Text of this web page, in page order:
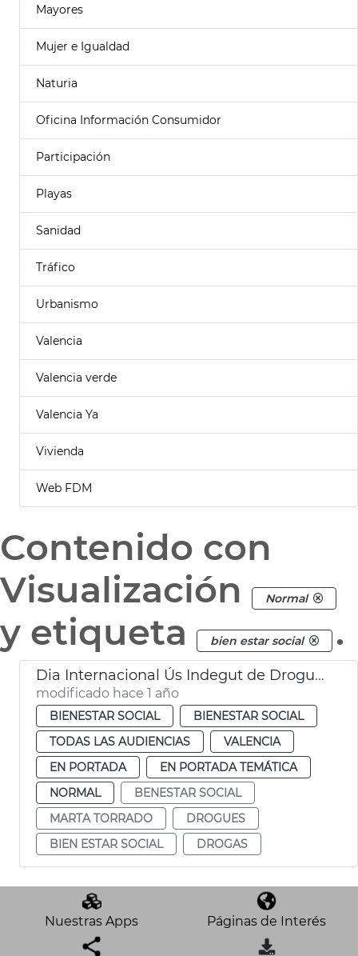
Mayores
Mujer e Igualdad
Naturia
Oficina Información Consumidor
Participación
Playas
Sanidad
Tráfico
Urbanismo
Valencia
Valencia verde
Valencia Ya
Vivienda
Web FDM
Contenido con
Visualización
Normal
y etiqueta bien estar social .
Dia Internacional Ús Indegut de Drogues
modificado hace 1 año
BIENESTAR SOCIAL
BIENESTAR SOCIAL
TODAS LAS AUDIENCIAS
VALENCIA
EN PORTADA
EN PORTADA TEMÁTICA
NORMAL
BENESTAR SOCIAL
MARTA TORRADO
DROGUES
BIEN ESTAR SOCIAL
DROGAS
Nuestras Apps Páginas de Interés